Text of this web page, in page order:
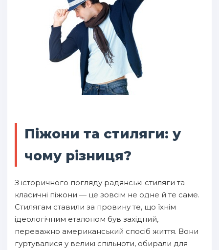
Піжони та стиляги: у
чому різниця?
З історичного погляду радянські стиляги та
класичні піжони — це зовсім не одне й те саме.
Стилягам ставили за провину те, що їхнім
ідеологічним еталоном був західний,
переважно американський спосіб життя. Вони
гуртувалися у великі спільноти, обирали для